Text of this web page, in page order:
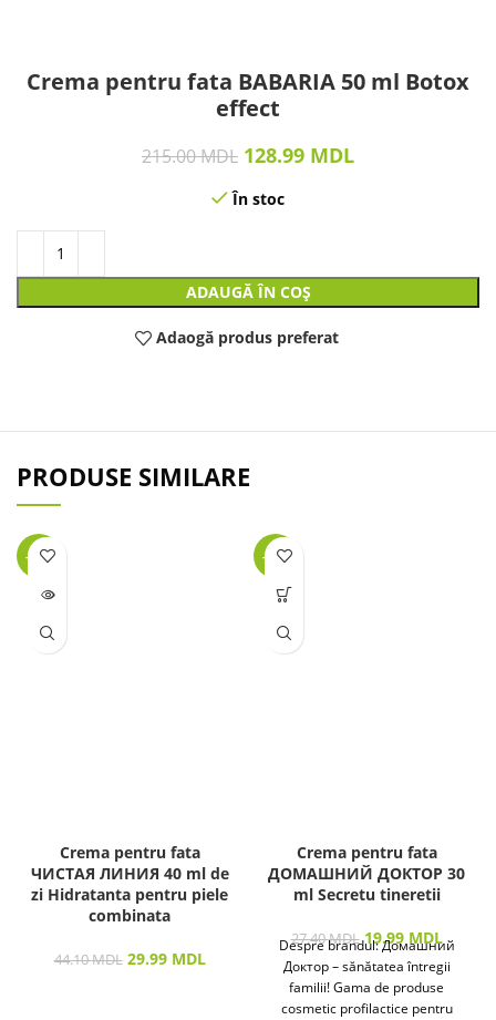
Crema pentru fata BABARIA 50 ml Botox
effect
215.00MDL 128.99 MDL
În stoc
ADAUGĂ ÎN COȘ
Adaogă produs preferat
PRODUSE SIMILARE
-32%
LIPSĂ
Crema pentru fata
ЧИСТАЯ ЛИНИЯ 40 ml de
zi Hidratanta pentru piele
combinata
44.10MDL 29.99 MDL
-27%
Crema pentru fata
ДОМАШНИЙ ДОКТОР 30
ml Secretu tineretii
27.40MDL 19.99 MDL
Despre brandul: Домашний
Доктор – sănătatea întregii
familii! Gama de produse
cosmetic profilactice pentru